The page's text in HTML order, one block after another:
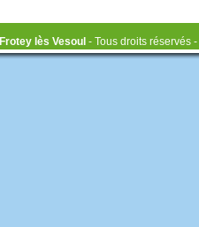
Frotey lès Vesoul - Tous droits réservés